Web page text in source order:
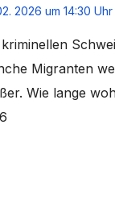
2026 um 14:30 Uhr
kriminellen
Migranten
Wie lange
6